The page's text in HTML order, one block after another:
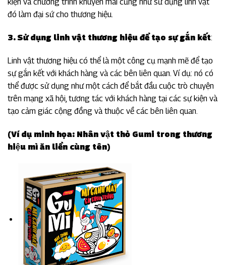
đó làm đại sứ cho thương hiệu.
3. Sử dụng linh vật thương hiệu để tạo sự gắn kết:
Linh vật thương hiệu có thể là một công cụ mạnh mẽ để tạo
sự gắn kết với khách hàng và các bên liên quan. Ví dụ: nó có
thể được sử dụng như một cách để bắt đầu cuộc trò chuyện
trên mạng xã hội, tương tác với khách hàng tại các sự kiện và
tạo cảm giác cộng đồng và thuộc về các bên liên quan.
(Ví dụ minh họa: Nhân vật thỏ Gumi trong thương
hiệu mì ăn liền cùng tên)